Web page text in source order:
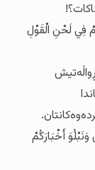
فِي لَحْنِ الْقَوْلِ
أَخْبَارَكُمْ